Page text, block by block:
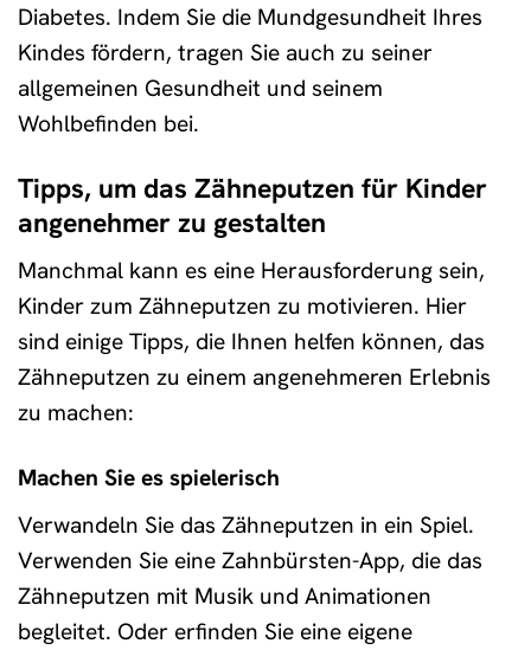
Diabetes. Indem Sie die Mundgesundheit Ihres
Kindes fördern, tragen Sie auch zu seiner
allgemeinen Gesundheit und seinem
Wohlbefinden bei.
Tipps, um das Zähneputzen für Kinder
angenehmer zu gestalten
Manchmal kann es eine Herausforderung sein,
Kinder zum Zähneputzen zu motivieren. Hier
sind einige Tipps, die Ihnen helfen können, das
Zähneputzen zu einem angenehmeren Erlebnis
zu machen:
Machen Sie es spielerisch
Verwandeln Sie das Zähneputzen in ein Spiel.
Verwenden Sie eine Zahnbürsten-App, die das
Zähneputzen mit Musik und Animationen
begleitet. Oder erfinden Sie eine eigene